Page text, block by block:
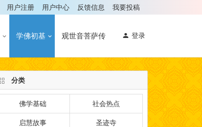
用户注册 用户中心 反馈信息 我要投稿
登录
学佛初基 观世音菩萨传
分类
佛学基础 社会热点
启慧故事 圣迹寺